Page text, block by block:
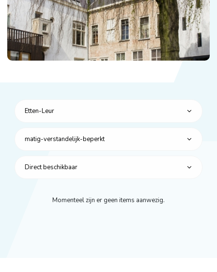
Etten-Leur
matig-verstandelijk-beperkt
Direct beschikbaar
Momenteel zijn er geen items aanwezig.